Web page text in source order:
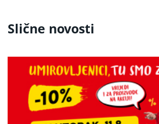
Slične novosti